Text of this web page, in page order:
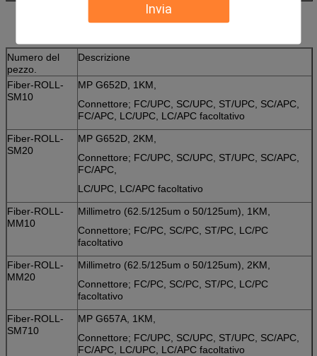
Invia
Numero del
pezzo.
Descrizione
Fiber-ROLL-
SM10
MP G652D, 1KM,
Connettore; FC/UPC, SC/UPC, ST/UPC, SC/APC,
FC/APC, LC/UPC, LC/APC facoltativo
Fiber-ROLL-
SM20
MP G652D, 2KM,
Connettore; FC/UPC, SC/UPC, ST/UPC, SC/APC,
FC/APC,
LC/UPC, LC/APC facoltativo
Fiber-ROLL-
MM10
Millimetro (62.5/125um o 50/125um), 1KM,
Connettore; FC/PC, SC/PC, ST/PC, LC/PC
facoltativo
Fiber-ROLL-
MM20
Millimetro (62.5/125um o 50/125um), 2KM,
Connettore; FC/PC, SC/PC, ST/PC, LC/PC
facoltativo
Fiber-ROLL-
SM710
MP G657A, 1KM,
Connettore; FC/UPC, SC/UPC, ST/UPC, SC/APC,
FC/APC, LC/UPC, LC/APC facoltativo